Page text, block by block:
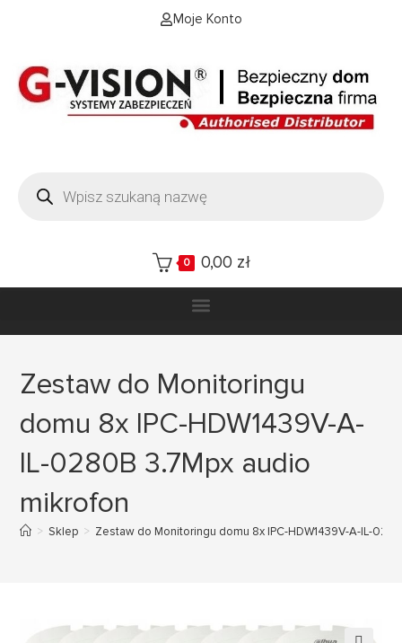
Moje Konto
0 0,00 zł
Zestaw do Monitoringu
domu 8x IPC-HDW1439V-A-
IL-0280B 3.7Mpx audio
mikrofon
> Sklep > Zestaw do Monitoringu domu 8x IPC-HDW1439V-A-IL-